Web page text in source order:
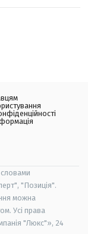
словами
"Позиція".
можна
Усі права
"Люкс"», 24